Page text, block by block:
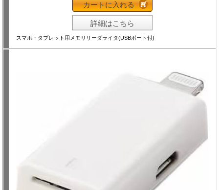
カートに入れる
詳細はこちら
スマホ・タブレット用メモリリーダライタ(USBポート付)